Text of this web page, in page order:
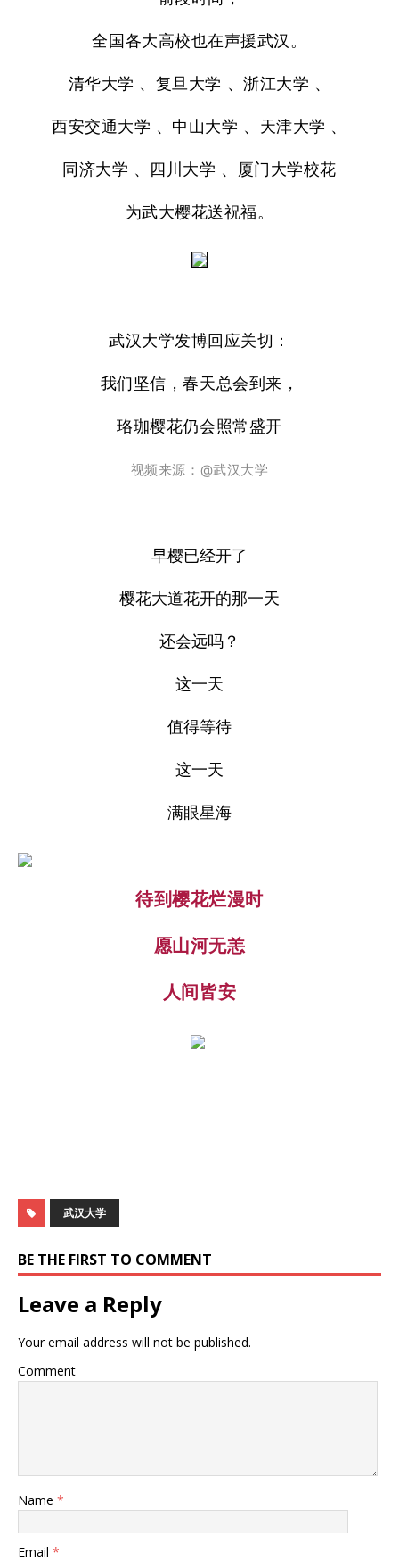
全国各大高校也在声援武汉。
清华大学 、复旦大学 、浙江大学 、
西安交通大学 、中山大学 、天津大学 、
同济大学 、四川大学 、厦门大学校花
为武大樱花送祝福。
武汉大学发博回应关切：
我们坚信，春天总会到来，
珞珈樱花仍会照常盛开
视频来源： @武汉大学
早樱已经开了
樱花大道花开的那一天
还会远吗？
这一天
值得等待
这一天
满眼星海
待到樱花烂漫时
愿山河无恙
人间皆安
武汉大学
BE THE FIRST TO COMMENT
Leave a Reply
Your email address will not be published.
Comment
Name *
Email *